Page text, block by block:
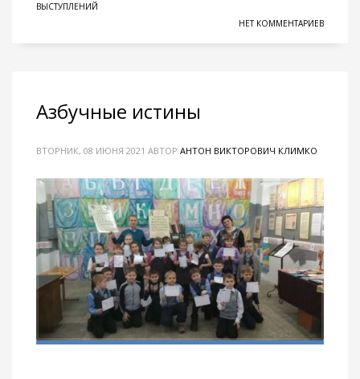
ВЫСТУПЛЕНИЙ
НЕТ КОММЕНТАРИЕВ
Азбучные истины
ВТОРНИК, 08 ИЮНЯ 2021 АВТОР АНТОН ВИКТОРОВИЧ КЛИМКО